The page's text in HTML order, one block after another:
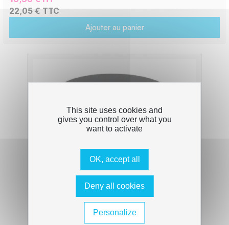
22,05 € TTC
Ajouter au panier
This site uses cookies and
gives you control over what you
want to activate
OK, accept all
Deny all cookies
Personalize